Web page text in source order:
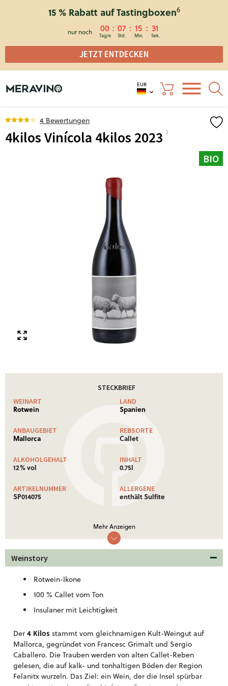
15 % Rabatt auf Tastingboxen6
nur noch 00 07 15 31
JETZT ENTDECKEN
EUR
4 Bewertungen
4kilos Vinícola 4kilos 2023
BIO
STECKBRIEF
WEINART
Rotwein
LAND
Spanien
ANBAUGEBIET
Mallorca
REBSORTE
Callet
ALKOHOLGEHALT
12% vol
INHALT
0.75l
ARTIKELNUMMER
SP014075
ALLERGENE
enthält Sulfite
Brennwert
266 Kj (64 kcal)
Weitere Informationen!
Mehr Anzeigen
Weinstory
Rotwein-Ikone
100 % Callet vom Ton
Insulaner mit Leichtigkeit
Der 4 Kilos stammt vom gleichnamigen Kult-Weingut auf
Mallorca, gegründet von Francesc Grimalt und Sergio
Caballero. Die Trauben werden von alten Callet-Reben
gelesen, die auf kalk- und tonhaltigen Böden der Region
Felanitx wurzeln. Das Ziel: ein Wein, der die Insel spürbar